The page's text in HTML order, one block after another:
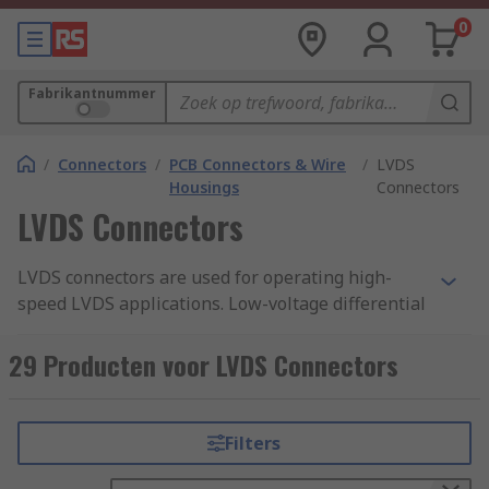
0
Fabrikantnummer
/ Connectors / PCB Connectors & Wire
Housings
/ LVDS
Connectors
LVDS Connectors
LVDS connectors are used for operating high-
speed LVDS applications. Low-voltage differential
can run at very high speed using very low power
over copper cables. Because of their low noise
range of digital applications, such as mobile
phones and flat-panel TVs.
29 Producten voor LVDS Connectors
Filters